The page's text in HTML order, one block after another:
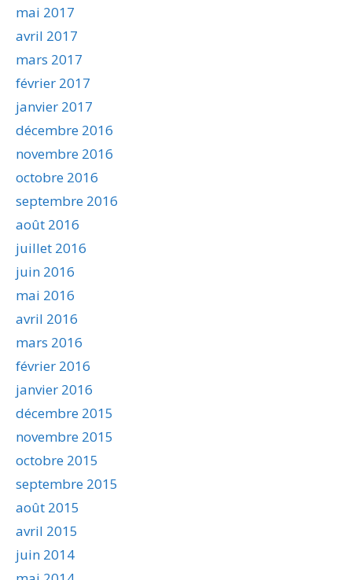
mai 2017
avril 2017
mars 2017
février 2017
janvier 2017
décembre 2016
novembre 2016
octobre 2016
septembre 2016
août 2016
juillet 2016
juin 2016
mai 2016
avril 2016
mars 2016
février 2016
janvier 2016
décembre 2015
novembre 2015
octobre 2015
septembre 2015
août 2015
avril 2015
juin 2014